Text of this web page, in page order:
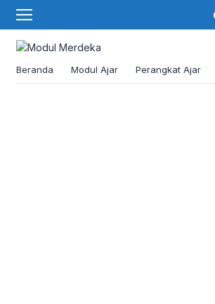
Beranda Modul Ajar Perangkat Ajar